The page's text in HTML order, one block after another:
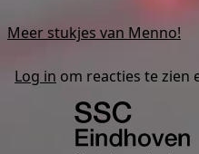
Meer stukjes van Menno!
Log in om reacties te zien